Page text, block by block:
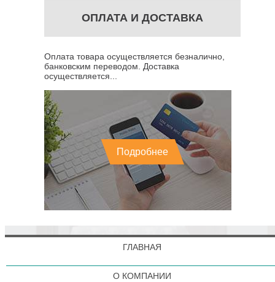
ОПЛАТА И ДОСТАВКА
Оплата товара осуществляется безналично,
банковским переводом. Доставка
осуществляется...
Подробнее
ГЛАВНАЯ
О КОМПАНИИ